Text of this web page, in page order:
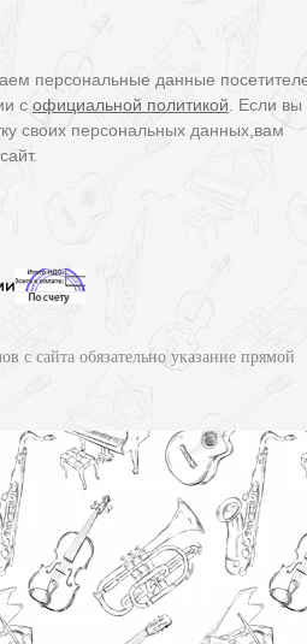
персональные данные
с официальной политикой . Если
своих персональных данных,вам
с сайта обязательно указание прямой